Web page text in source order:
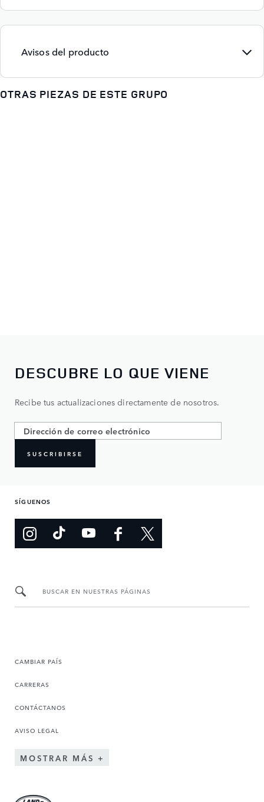
Avisos del producto
OTRAS PIEZAS DE ESTE GRUPO
DESCUBRE LO QUE VIENE
Recibe tus actualizaciones directamente de nosotros.
SUSCRIBIRSE
SÍGUENOS
BUSCAR EN NUESTRAS PÁGINAS
CAMBIAR PAÍS
CARRERAS
CONTÁCTANOS
AVISO LEGAL
MOSTRAR MÁS